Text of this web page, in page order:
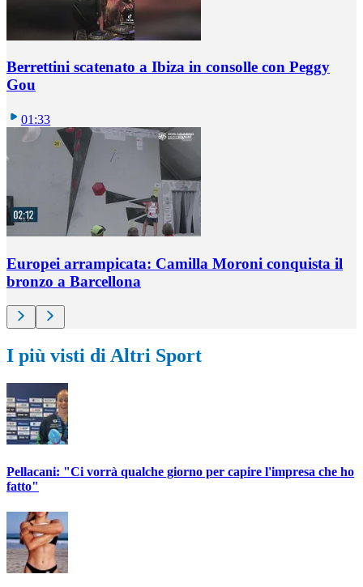
Berrettini scatenato a Ibiza in consolle con Peggy
Gou
01:33
Europei arrampicata: Camilla Moroni conquista il
bronzo a Barcellona
I più visti di Altri Sport
Pellacani: "Ci vorrà qualche giorno per capire l'impresa che ho
fatto"